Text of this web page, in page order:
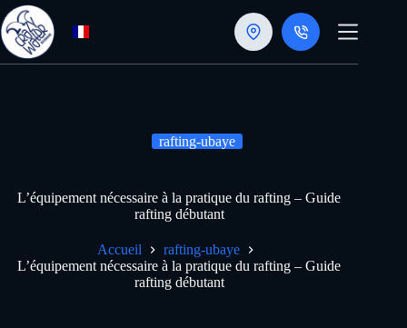
Passer
au
contenu
rafting-ubaye
L’équipement nécessaire à la pratique du rafting – Guide
rafting débutant
Accueil
rafting-ubaye
L’équipement nécessaire à la pratique du rafting – Guide
rafting débutant